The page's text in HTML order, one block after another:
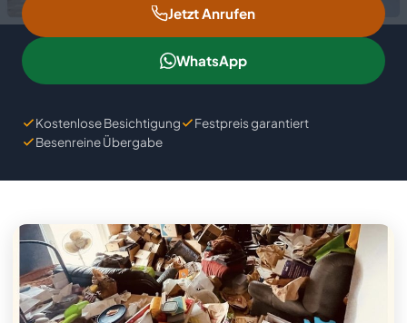
Dachbodenräumung
Garagenentrümpelung
Maschinenausbau
Einzugsgebiete
Über uns
Kontakt
📋 Gratis Angebot anfordern
ImpressumDatenschutzCookie-Einstellungen
Jetzt Anrufen
WhatsApp
Kostenlose Besichtigung
Festpreis garantiert
Besenreine Übergabe